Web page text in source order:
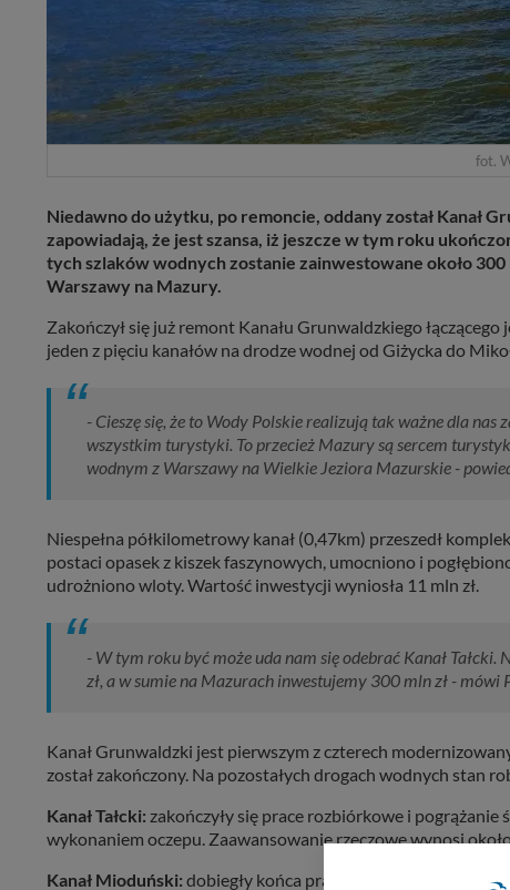
fot.
Niedawno do użytku, po remoncie, oddany został Kanał
zapowiadają, że jest szansa, iż jeszcze w tym roku
tych szlaków wodnych zostanie zainwestowane około
Warszawy na Mazury.
Zakończył się już remont Kanału Grunwaldzkiego
jeden z pięciu kanałów na drodze wodnej od Giżycka do
- Cieszę się, że to Wody Polskie realizują tak ważne dla
wszystkim turystyki. To przecież Mazury są sercem
wodnym z Warszawy na Wielkie Jeziora Mazurskie -
Niespełna półkilometrowy kanał (0,47km) przeszedł
postaci opasek z kiszek faszynowych, umocniono i
udrożniono wloty. Wartość inwestycji wyniosła 11 mln zł.
- W tym roku być może uda nam się odebrać Kanał
zł, a w sumie na Mazurach inwestujemy 300 mln zł - mówi
Kanał Grunwaldzki jest pierwszym z czterech
został zakończony. Na pozostałych drogach wodnych stan
Kanał Tałcki: zakończyły się prace rozbiórkowe i
wykonaniem oczepu. Zaawansowanie rzeczowe wynosi
Kanał Mioduński: dobiegły końca prace rozbiórkowe i